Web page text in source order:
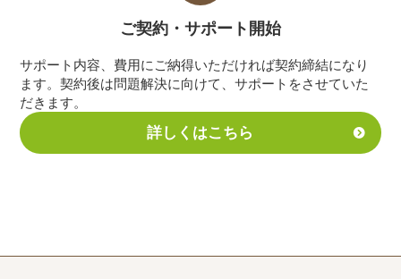
ご契約・サポート開始
サポート内容、費用にご納得いただければ契約締結になり
ます。契約後は問題解決に向けて、サポートをさせていた
だきます。
詳しくはこちら